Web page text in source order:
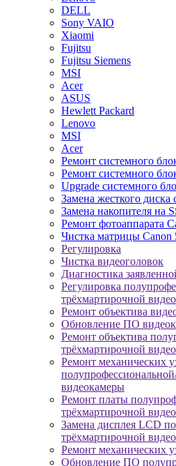
DELL
Sony VAIO
Xiaomi
Fujitsu
Fujitsu Siemens
MSI
Acer
ASUS
Hewlett Packard
Lenovo
MSI
Acer
Ремонт системного
Ремонт системного
Upgrade системного
Замена жесткого диска
Замена накопителя на
Ремонт фотоаппарата
Чистка матрицы Canon
Регулировка
Чистка видеоголовок
Диагностика
Регулировка
трёхмартирочной
Ремонт объектива
Обновление ПО
Ремонт объектива
трёхмартирочной
Ремонт механических
видеокамеры
Ремонт платы
трёхмартирочной
Замена дисплея LCD
трёхмартирочной
Ремонт механических
Обновление ПО